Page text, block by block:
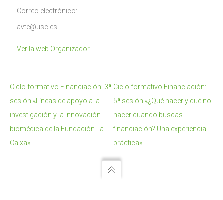
Correo electrónico:
avte@usc.es
Ver la web Organizador
Ciclo formativo Financiación: 3ª
sesión «Líneas de apoyo a la
investigación y la innovación
biomédica de la Fundación La
Caixa»
Ciclo formativo Financiación:
5ª sesión «¿Qué hacer y qué no
hacer cuando buscas
financiación? Una experiencia
práctica»